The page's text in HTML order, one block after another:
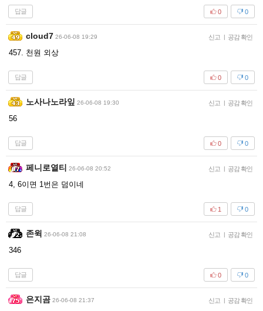
답글 0
0
cloud7 26-06-08 19:29 신고 | 공감 확인
457. 천원 외상
답글 0
0
노사나노라잎 26-06-08 19:30 신고 | 공감 확인
56
답글 0
0
페니로열티 26-06-08 20:52 신고 | 공감 확인
4, 6이면 1번은 덤이네
답글 0
1
존윅 26-06-08 21:08 신고 | 공감 확인
346
답글 0
0
은지곰 26-06-08 21:37 신고 | 공감 확인